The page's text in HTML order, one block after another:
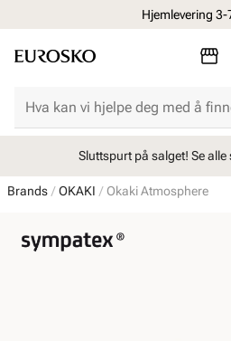
Hjemlevering 3-
Sluttspurt på salget! Se
Brands OKAKI Okaki Atmosphere